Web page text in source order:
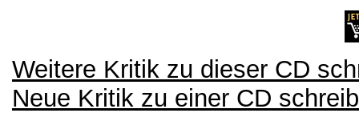
Weitere Kritik zu dieser CD
Neue Kritik zu einer CD